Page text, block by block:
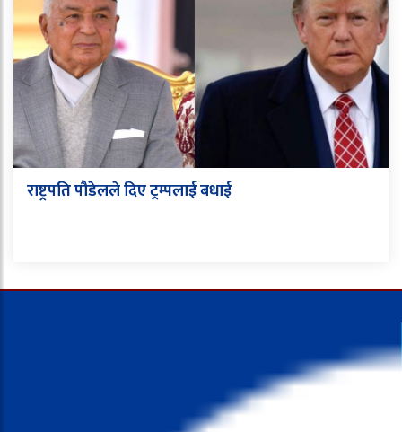
राष्ट्रपति पौडेलले दिए ट्रम्पलाई बधाई